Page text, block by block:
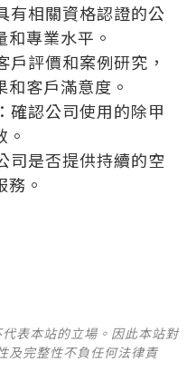
有相關資格認證的公
專業水平。
戶評價和案例研究，
客戶滿意度。
：確認公司使用的除甲
司是否提供持續的空
。
表本站的立場。因此本站對
及完整性不負任何法律責